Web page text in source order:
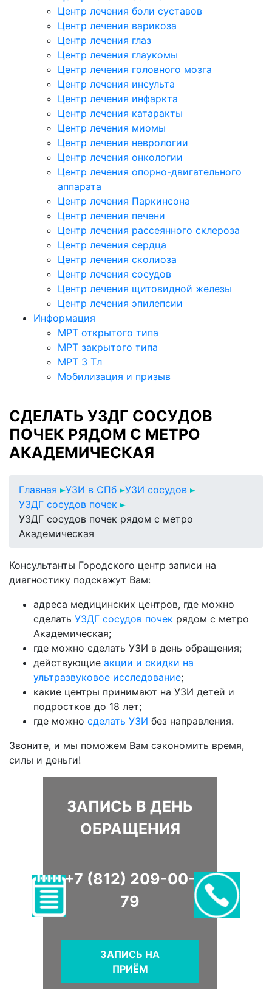
Центр лечения боли суставов
Центр лечения варикоза
Центр лечения глаз
Центр лечения глаукомы
Центр лечения головного мозга
Центр лечения инсульта
Центр лечения инфаркта
Центр лечения катаракты
Центр лечения миомы
Центр лечения неврологии
Центр лечения онкологии
Центр лечения опорно-двигательного
аппарата
Центр лечения Паркинсона
Центр лечения печени
Центр лечения рассеянного склероза
Центр лечения сердца
Центр лечения сколиоза
Центр лечения сосудов
Центр лечения щитовидной железы
Центр лечения эпилепсии
Информация
МРТ открытого типа
МРТ закрытого типа
МРТ 3 Тл
Мобилизация и призыв
СДЕЛАТЬ УЗДГ СОСУДОВ
ПОЧЕК РЯДОМ С МЕТРО
АКАДЕМИЧЕСКАЯ
Главная УЗИ в СПб
УЗИ сосудов
УЗДГ сосудов почек
УЗДГ сосудов почек рядом с метро
Академическая
Консультанты Городского центр записи на
диагностику подскажут Вам:
адреса медицинских центров, где можно
сделать УЗДГ сосудов почек рядом с метро
Академическая;
где можно сделать УЗИ в день обращения;
действующие акции и скидки на
ультразвуковое исследование;
какие центры принимают на УЗИ детей и
подростков до 18 лет;
где можно сделать УЗИ без направления.
Звоните, и мы поможем Вам сэкономить время,
силы и деньги!
ЗАПИСЬ В ДЕНЬ
ОБРАЩЕНИЯ
+7 (812) 209-00-
79
ЗАПИСЬ НА
ПРИЁМ